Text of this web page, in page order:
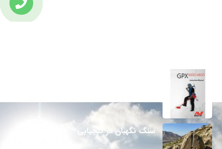
7 جولای 2026
سنگ نگهبان در گنجیابی